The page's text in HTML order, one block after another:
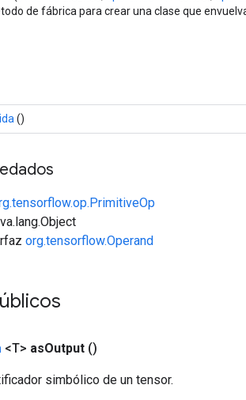
de fábrica para crear una clase que
()
org.tensorflow.Operand
<T> asOutput ()
simbólico de un tensor.